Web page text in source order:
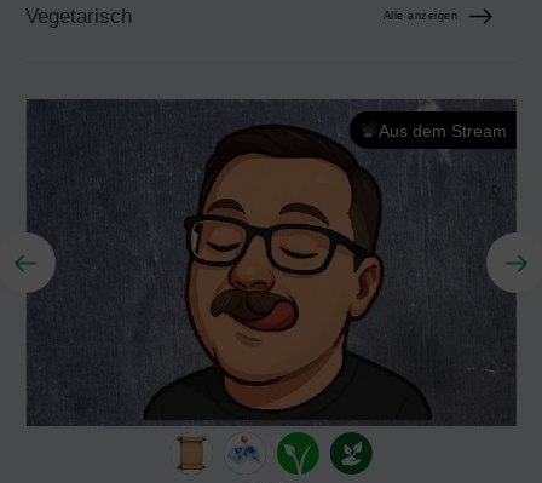
Vegetarisch Alle anzeigen
Aus dem Stream